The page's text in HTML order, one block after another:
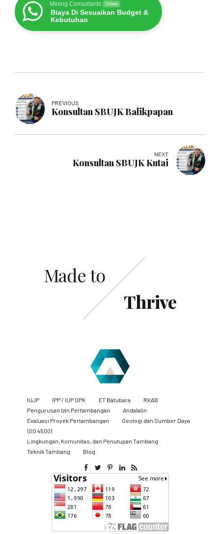
Mining Consultants Online
Biaya Di Sesuaikan Budget &
Kebutuhan
PREVIOUS
Konsultan SBUJK Balikpapan
NEXT
Konsultan SBUJK Kutai
Made to
Thrive
IUJP IPP / IUP OPK ET Batubara
RKAB
Pengurusan Izin Pertambangan
Andalalin
Evaluasi Proyek Pertambangan
Geologi dan Sumber Daya
ISO 45001
Lingkungan, Komunitas, dan Penutupan Tambang
​Teknik Tambang
Blog